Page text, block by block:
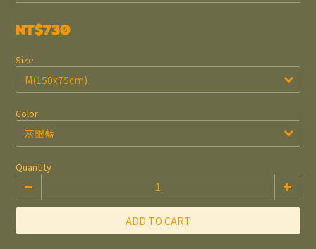
NT$730
Size
Color
Quantity
ADD TO CART